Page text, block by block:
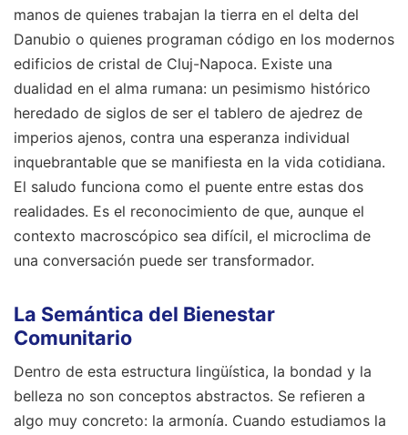
manos de quienes trabajan la tierra en el delta del
Danubio o quienes programan código en los modernos
edificios de cristal de Cluj-Napoca. Existe una
dualidad en el alma rumana: un pesimismo histórico
heredado de siglos de ser el tablero de ajedrez de
imperios ajenos, contra una esperanza individual
inquebrantable que se manifiesta en la vida cotidiana.
El saludo funciona como el puente entre estas dos
realidades. Es el reconocimiento de que, aunque el
contexto macroscópico sea difícil, el microclima de
una conversación puede ser transformador.
La Semántica del Bienestar
Comunitario
Dentro de esta estructura lingüística, la bondad y la
belleza no son conceptos abstractos. Se refieren a
algo muy concreto: la armonía. Cuando estudiamos la